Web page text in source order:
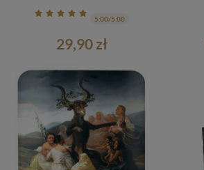
5.00/5.00
29,90 zł